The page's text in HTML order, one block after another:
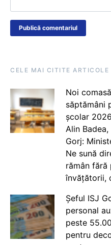
CELE MAI CITITE ARTICOLE
Noi
săptămâni
școlar
Alin
Gorj:
Ne sună
rămân fără
învățătorii,
Șeful ISJ
personal
peste
pentru